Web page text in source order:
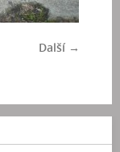
Další →